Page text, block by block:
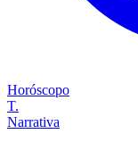
Horóscopo
T.
Narrativa